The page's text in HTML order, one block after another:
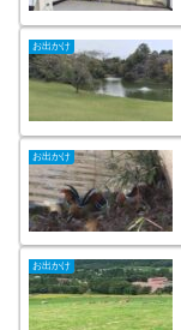
お出かけ
お出かけ
お出かけ